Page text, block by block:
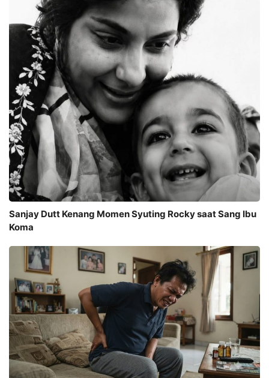
Sanjay Dutt Kenang Momen Syuting Rocky saat Sang Ibu
Koma